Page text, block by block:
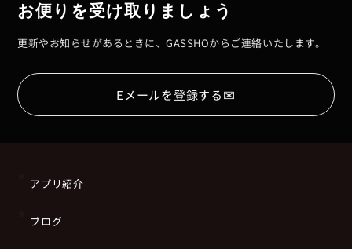
お便りを受け取りましょう
更新やお知らせがあるときに、GASSHOからご連絡いたします。
Eメールを登録する✉
アプリ紹介
ブログ